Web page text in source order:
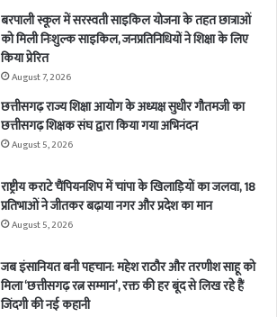
बरपाली स्कूल में सरस्वती साइकिल योजना के तहत छात्राओं
को मिली निःशुल्क साइकिल, जनप्रतिनिधियों ने शिक्षा के लिए
किया प्रेरित
August 7, 2026
छत्तीसगढ़ राज्य शिक्षा आयोग के अध्यक्ष सुधीर गौतमजी का
छत्तीसगढ़ शिक्षक संघ द्वारा किया गया अभिनंदन
August 5, 2026
राष्ट्रीय कराटे चैंपियनशिप में चांपा के खिलाड़ियों का जलवा, 18
प्रतिभाओं ने जीतकर बढ़ाया नगर और प्रदेश का मान
August 5, 2026
जब इंसानियत बनी पहचान: महेश राठौर और तरणीश साहू को
मिला ‘छत्तीसगढ़ रत्न सम्मान’, रक्त की हर बूंद से लिख रहे हैं
जिंदगी की नई कहानी